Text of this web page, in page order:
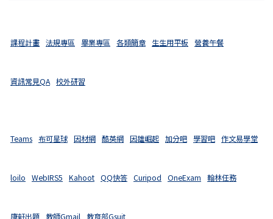
課程計畫 法規專區 畢業專區 各類簡章 生生用平板 營養午餐
資訊常見QA 校外研習
Teams 布可星球 因材網 酷英網 因雄崛起 加分吧 學習吧 作文易學堂
loilo WebIRS5 Kahoot QQ快答 Curipod OneExam 翰林任務
康軒出題 教師Gmail 教育部Gsuit